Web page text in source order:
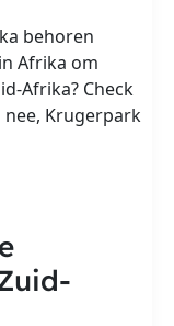
behoren
Afrika om
Afrika? Check
nee, Krugerpark